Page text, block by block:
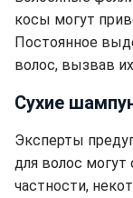
косы могут
Постоянное
волос, вызвав
Сухие
Эксперты
для волос
частности,